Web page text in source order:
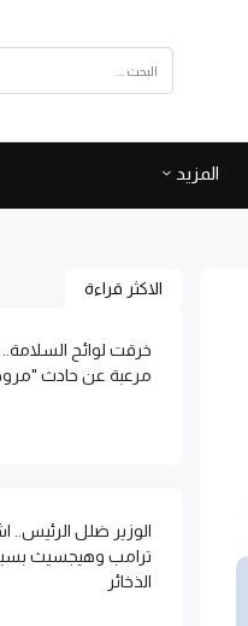
المزيد
الاكثر قراءة
خرقت لوائح
مرعبة عن حادث
الوزير ضلل الرئيس..
ترامب وهيجسيث
الذخائر